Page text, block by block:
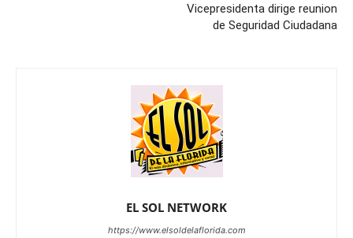
Vicepresidenta dirige reunion
de Seguridad Ciudadana
EL SOL NETWORK
https://www.elsoldelaflorida.com